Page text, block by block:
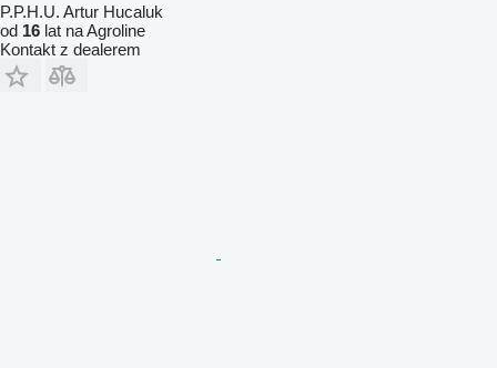
P.P.H.U. Artur Hucaluk
od 16 lat na Agroline
Kontakt z dealerem